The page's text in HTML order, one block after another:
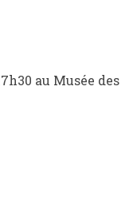
au Musée des